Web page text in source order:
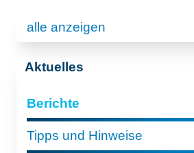
alle anzeigen
Aktuelles
Berichte
Tipps und Hinweise